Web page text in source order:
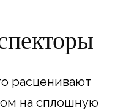
расценивают
на сплошную